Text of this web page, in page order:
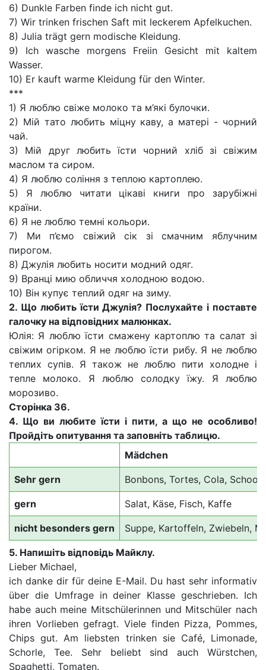
6) Dunkle Farben finde ich nicht gut.
7) Wir trinken frischen Saft mit leckerem Apfelkuchen.
8) Julia trägt gern modische Kleidung.
9) Ich wasche morgens Freiin Gesicht mit kaltem
Wasser.
10) Er kauft warme Kleidung für den Winter.
***
1) Я люблю свіже молоко та м’які булочки.
2) Мій тато любить міцну каву, а матері - чорний
чай.
3) Мій друг любить їсти чорний хліб зі свіжим
маслом та сиром.
4) Я люблю соління з теплою картоплею.
5) Я люблю читати цікаві книги про зарубіжні
країни.
6) Я не люблю темні кольори.
7) Ми п’ємо свіжий сік зі смачним яблучним
пирогом.
8) Джулія любить носити модний одяг.
9) Вранці мию обличчя холодною водою.
10) Він купує теплий одяг на зиму.
2. Що любить їсти Джулія? Послухайте і поставте
галочку на відповідних малюнках.
Юлія: Я люблю їсти смажену картоплю та салат зі
свіжим огірком. Я не люблю їсти рибу. Я не люблю
теплих супів. Я також не люблю пити холодне і
тепле молоко. Я люблю солодку їжу. Я люблю
морозиво.
Сторінка 36.
4. Що ви любите їсти і пити, а що не особливо!
Пройдіть опитування та заповніть таблицю.
Mädchen
Sehr gern Bonbons, Tortes, Cola,
gern Salat, Käse, Fisch, Kaffe
nicht besonders gern Suppe, Kartoffeln, Zwiebeln,
5. Напишіть відповідь Майклу.
Lieber Michael,
ich danke dir für deine E-Mail. Du hast sehr informativ
über die Umfrage in deiner Klasse geschrieben. Ich
habe auch meine Mitschülerinnen und Mitschüler nach
ihren Vorlieben gefragt. Viele finden Pizza, Pommes,
Chips gut. Am liebsten trinken sie Café, Limonade,
Schorle, Tee. Sehr beliebt sind auch Würstchen,
Spaghetti, Tomaten.